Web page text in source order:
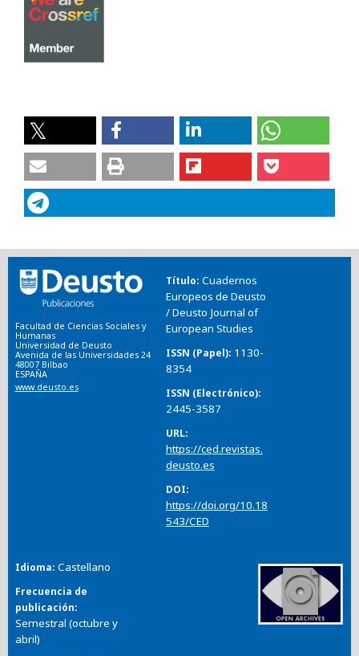
Facultad de Ciencias Sociales y
Humanas
Universidad de Deusto
Avenida de las Universidades 24
48007 Bilbao
ESPAÑA
www.deusto.es
Título Cuadernos
Europeos de Deusto
/ Deusto Journal of
European Studies
ISSN (Papel) 1130-
8354
ISSN (Electrónico)
2445-3587
URL
https://ced.revistas.
deusto.es
DOI
https://doi.org/10.18
543/CED
Idioma Castellano
Frecuencia de
publicación
Semestral (octubre y
abril)